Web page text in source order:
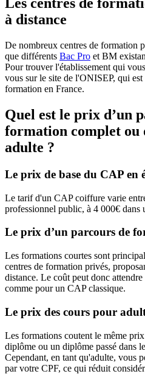
Les centres de
à distance
De nombreux centres de formation
que différents Bac Pro et BM
Pour trouver l'établissement qui
vous sur le site de l'ONISEP, qui
formation en France.
Quel est le prix d’un
formation complet ou
adulte ?
Le prix de base du CAP en
Le tarif d'un CAP coiffure varie
professionnel public, à 4 000€ dans
Le prix d’un parcours de
Les formations courtes sont
centres de formation privés,
distance. Le coût peut donc
comme pour un CAP classique.
Le prix des cours pour
Les formations coutent le même
diplôme ou un diplôme passé dans
Cependant, en tant qu'adulte, vous
par votre CPF, ce qui réduit